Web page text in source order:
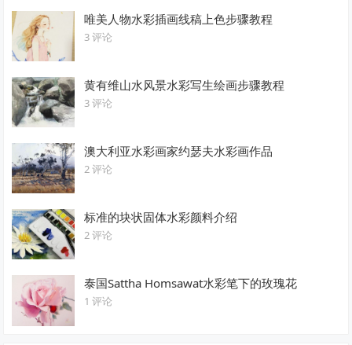
唯美人物水彩插画线稿上色步骤教程
3 评论
黄有维山水风景水彩写生绘画步骤教程
3 评论
澳大利亚水彩画家约瑟夫水彩画作品
2 评论
标准的块状固体水彩颜料介绍
2 评论
泰国Sattha Homsawat水彩笔下的玫瑰花
1 评论